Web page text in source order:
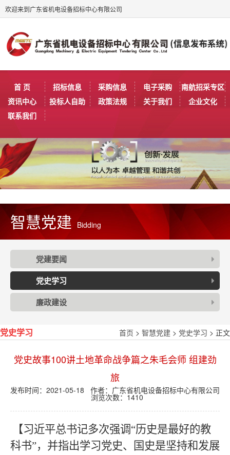
欢迎来到广东省机电设备招标中心有限公司
首 页 招标信息 采购信息 电子采购
南航招采专区
资讯中心
投标人自助 政策法规 关于我们
企业文化
联系我们
智慧党建 Bidding
党建要闻
党史学习
廉政建设
党史学习 首页 > 智慧党建 > 党史学习 > 正文
党史故事100讲土地革命战争篇之朱毛会师 组建劲
旅
发布时间：2021-05-18 作者：广东省机电设备招标中心有限公司
浏览次数：1410
【习近平总书记多次强调“历史是最好的教
科书”，并指出学习党史、国史是坚持和发展